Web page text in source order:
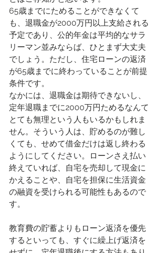
65歳までにためることができなくて
も、退職金が2000万円以上支給される
予定であり、公的年金は平均的なサラ
リーマン並みならば、ひとまず大丈夫
でしょう。ただし、住宅ローンの返済
が65歳までに終わっていることが前提
条件です。
なかには、退職金は期待できないし、
定年退職までに2000万円ためるなんて
とても無理という人もいるかもしれま
せん。そういう人は、貯めるのが難し
くても、せめて借金だけは返し終わる
ようにしてください。ローンさえ払い
終えていれば、自宅を売却して現金に
かえることや、自宅を担保に生活資金
の融資を受けられる可能性もあるので
す。
教育費の貯蓄よりもローン返済を優先
するといっても、すぐに繰上げ返済を